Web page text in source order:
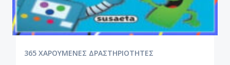
365 ΧΑΡΟΥΜΕΝΕΣ ΔΡΑΣΤΗΡΙΟΤΗΤΕΣ